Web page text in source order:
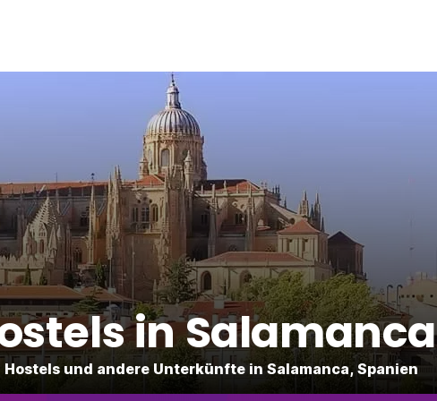
in Salamanca
Hostels und andere Unterkünfte in Salamanca, Spanien